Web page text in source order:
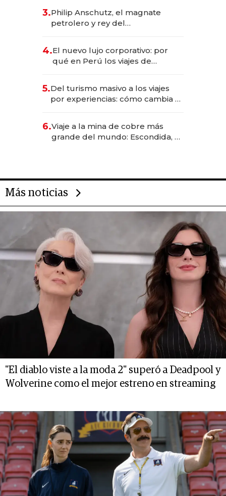
3.Philip Anschutz, el magnate
petrolero y rey del
Fénix
4.El nuevo lujo corporativo: por
qué en Perú los viajes de
transformadoras
5.Del turismo masivo a los viajes
por experiencias: cómo cambia el
6.Viaje a la mina de cobre más
grande del mundo: Escondida, el
Más noticias
"El diablo viste a la moda 2" superó a Deadpool y
Wolverine como el mejor estreno en streaming